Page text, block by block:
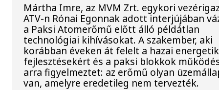
Mártha Imre, az MVM Zrt. egykori
ATV-n Rónai Egonnak adott interjújában
a Paksi Atomerőmű előtt álló példátlan
technológiai kihívásokat. A szakember, aki
korábban éveken át felelt a hazai
fejlesztésekért és a paksi blokkok
arra figyelmeztet: az erőmű olyan
van, amelyre eredetileg nem tervezték.